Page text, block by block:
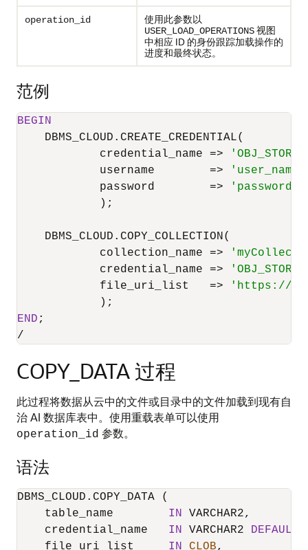
operation_id 使用此参数以
USER_LOAD_OPERATIONS视图
中相应 ID 的身份跟踪加载操作的
进度和最终状态。
范例
BEGIN
    DBMS_CLOUD.CREATE_CREDENTIAL(
            credential_name
=>
            username
=>
            password
=>
'password'
            );
    DBMS_CLOUD.COPY_COLLECTION(
            collection_name
=>
            credential_name
=>
            file_uri_list
=>
'https://
END
/
COPY_DATA 过程
此过程将数据从云中的文件或目录中的文件加载到现有自
治 AI 数据库表中。使用重载表单可以使用
operation_id 参数。
语法
DBMS_CLOUD.COPY_DATA (
    table_name
IN VARCHAR2,
    credential_name
IN VARCHAR2 DEFAULT
    file_uri_list
IN CLOB,